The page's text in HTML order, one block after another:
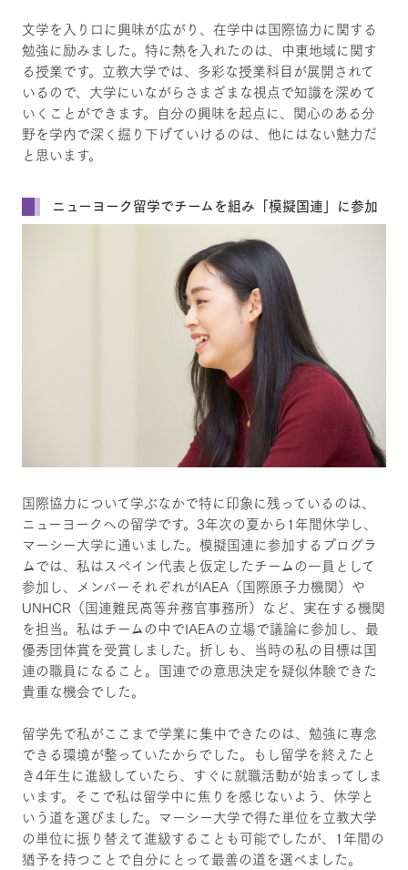
文学を入り口に興味が広がり、在学中は国際協力に関する
勉強に励みました。特に熱を入れたのは、中東地域に関す
る授業です。立教大学では、多彩な授業科目が展開されて
いるので、大学にいながらさまざまな視点で知識を深めて
いくことができます。自分の興味を起点に、関心のある分
野を学内で深く掘り下げていけるのは、他にはない魅力だ
と思います。
ニューヨーク留学でチームを組み「模擬国連」に参加
国際協力について学ぶなかで特に印象に残っているのは、
ニューヨークへの留学です。3年次の夏から1年間休学し、
マーシー大学に通いました。模擬国連に参加するプログラ
ムでは、私はスペイン代表と仮定したチームの一員として
参加し、メンバーそれぞれがIAEA（国際原子力機関）や
UNHCR（国連難民高等弁務官事務所）など、実在する機関
を担当。私はチームの中でIAEAの立場で議論に参加し、最
優秀団体賞を受賞しました。折しも、当時の私の目標は国
連の職員になること。国連での意思決定を疑似体験できた
貴重な機会でした。
留学先で私がここまで学業に集中できたのは、勉強に専念
できる環境が整っていたからでした。もし留学を終えたと
き4年生に進級していたら、すぐに就職活動が始まってしま
います。そこで私は留学中に焦りを感じないよう、休学と
いう道を選びました。マーシー大学で得た単位を立教大学
の単位に振り替えて進級することも可能でしたが、1年間の
猶予を持つことで自分にとって最善の道を選べました。